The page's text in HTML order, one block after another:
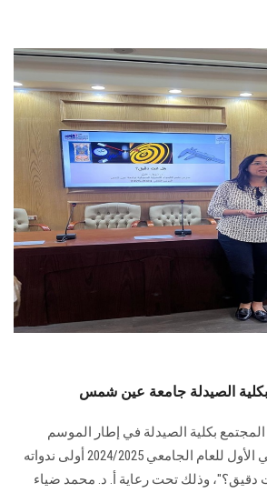
الصيدلة جامعة عين شمس
بكلية الصيدلة في إطار الموسم
‏الثقافي للفصل الدراسي الأول للعام الجامعي 2024/2025 أولى ندواته
دقيق؟"، وذلك تحت رعاية أ. د. محمد ضياء